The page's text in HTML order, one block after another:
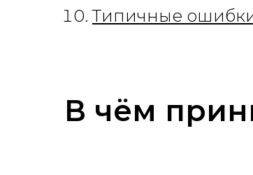
Типичные
В чём